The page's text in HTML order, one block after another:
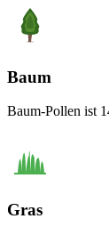
Baum
Baum-Pollen ist
Gras